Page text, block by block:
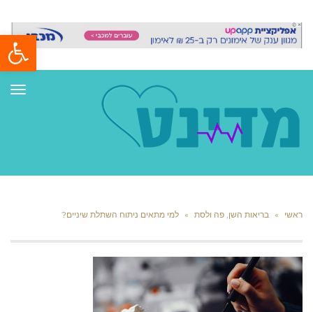
פתח
ראשי » בריאות השן, פה ולסת » למי מתאים ניתוח השתלת שיניים?